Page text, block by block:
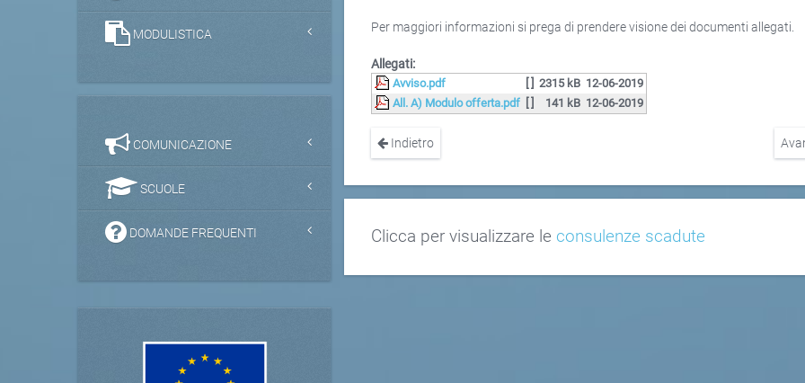
Per maggiori informazioni si prega di prendere visione dei documenti allegati.
Allegati:
Avviso.pdf [ ] 2315 kB 12-06-2019
All. A) Modulo offerta.pdf [ ] 141 kB 12-06-2019
Indietro
Clicca per visualizzare le consulenze scadute
MODULISTICA
COMUNICAZIONE
SCUOLE
DOMANDE FREQUENTI